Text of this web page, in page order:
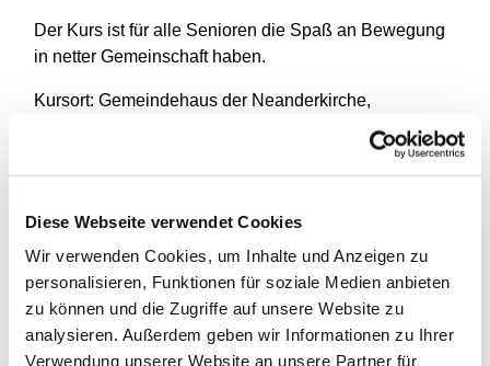
Diese Webseite verwendet Cookies
Wir verwenden Cookies, um Inhalte und Anzeigen zu
personalisieren, Funktionen für soziale Medien anbieten
zu können und die Zugriffe auf unsere Website zu
analysieren. Außerdem geben wir Informationen zu Ihrer
Verwendung unserer Website an unsere Partner für
Der Kurs ist für alle Senioren die Spaß an Bewegung
in netter Gemeinschaft haben.
Kursort: Gemeindehaus der Neanderkirche,
Auskunft: Silke Wahl Telefon: 0211 - 20962265 & Ute
Rauchholz Telefon: 0211 - 326807
Gerne können Sie zu einer kostenfreien Probestunde
kommen. Wir freuen uns auf Sie.